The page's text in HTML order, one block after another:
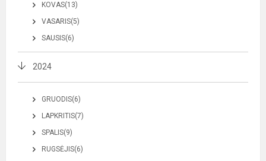
KOVAS(13)
VASARIS(5)
SAUSIS(6)
2024
GRUODIS(6)
LAPKRITIS(7)
SPALIS(9)
RUGSĖJIS(6)